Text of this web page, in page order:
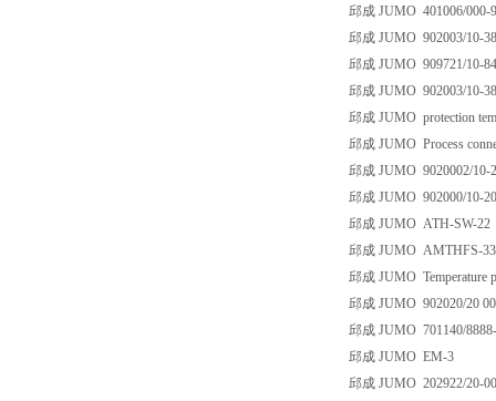
邱成 JUMO 401006/000-
邱成 JUMO 902003/10-
邱成 JUMO 909721/10-
邱成 JUMO 902003/10-
邱成 JUMO protection
邱成 JUMO Process
邱成 JUMO 9020002/10-
邱成 JUMO 902000/10-
邱成 JUMO ATH-SW-22
邱成 JUMO AMTHFS-33
邱成 JUMO Temperature
邱成 JUMO 902020/20
邱成 JUMO 701140/
邱成 JUMO EM-3
邱成 JUMO 202922/20-